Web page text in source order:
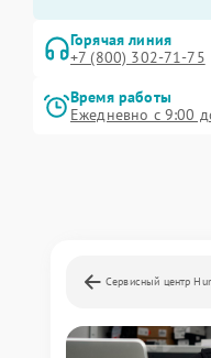
Горячая линия
+7 (800) 302-71-75
Время работы
Ежедневно с 9:00
Сервисный центр